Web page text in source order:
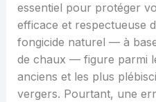
essentiel pour protéger
efficace et respectueuse
fongicide naturel — à
de chaux — figure parmi
anciens et les plus
vergers. Pourtant, une